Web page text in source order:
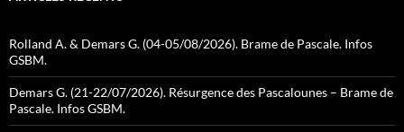
Rolland A. & Demars G. (04-05/08/2026). Brame de Pascale. Infos
GSBM.
Demars G. (21-22/07/2026). Résurgence des Pascalounes – Brame de
Pascale. Infos GSBM.